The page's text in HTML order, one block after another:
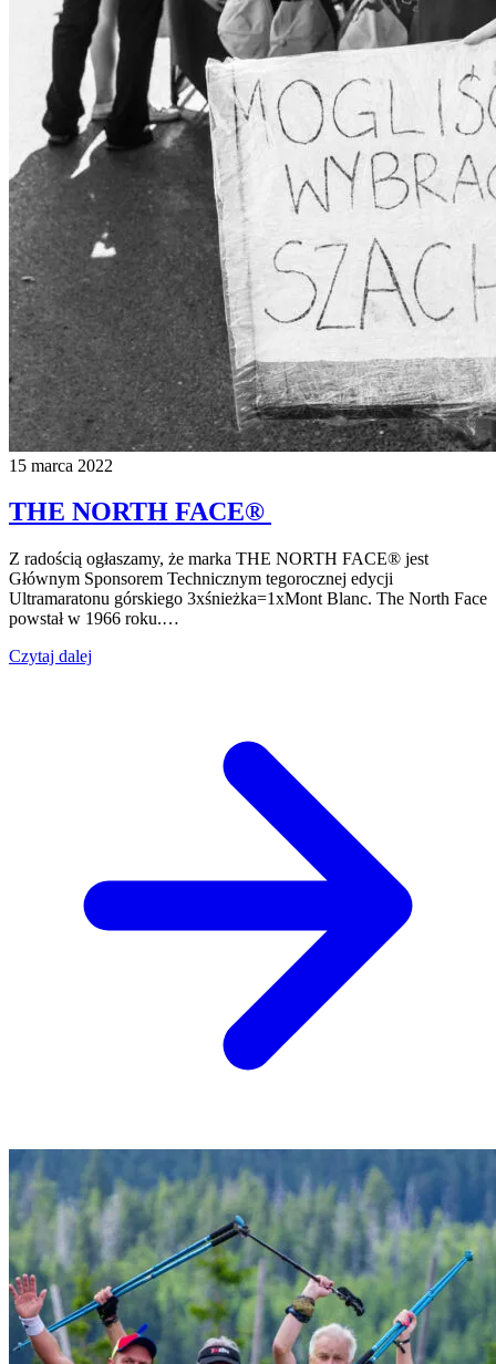
15 marca 2022
THE NORTH FACE®
Z radością ogłaszamy, że marka THE NORTH FACE® jest
Głównym Sponsorem Technicznym tegorocznej edycji
Ultramaratonu górskiego 3xśnieżka=1xMont Blanc. The North Face
powstał w 1966 roku.…
Czytaj dalej